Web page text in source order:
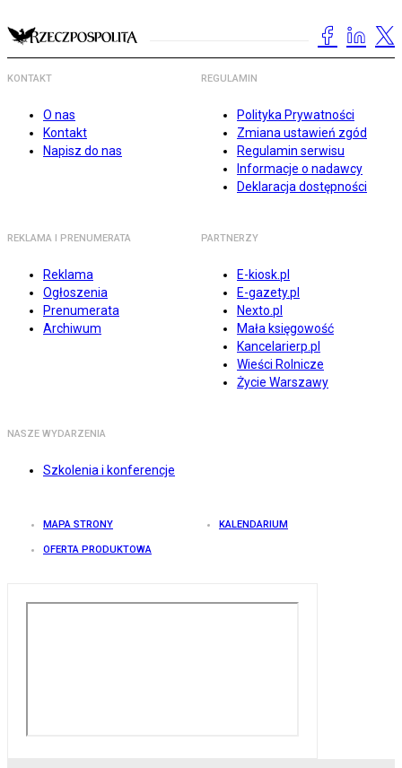
KONTAKT
O nas
Kontakt
Napisz do nas
REGULAMIN
Polityka Prywatności
Zmiana ustawień zgód
Regulamin serwisu
Informacje o nadawcy
Deklaracja dostępności
REKLAMA I PRENUMERATA
Reklama
Ogłoszenia
Prenumerata
Archiwum
PARTNERZY
E-kiosk.pl
E-gazety.pl
Nexto.pl
Mała księgowość
Kancelarierp.pl
Wieści Rolnicze
Życie Warszawy
NASZE WYDARZENIA
Szkolenia i konferencje
MAPA STRONY KALENDARIUM
OFERTA PRODUKTOWA